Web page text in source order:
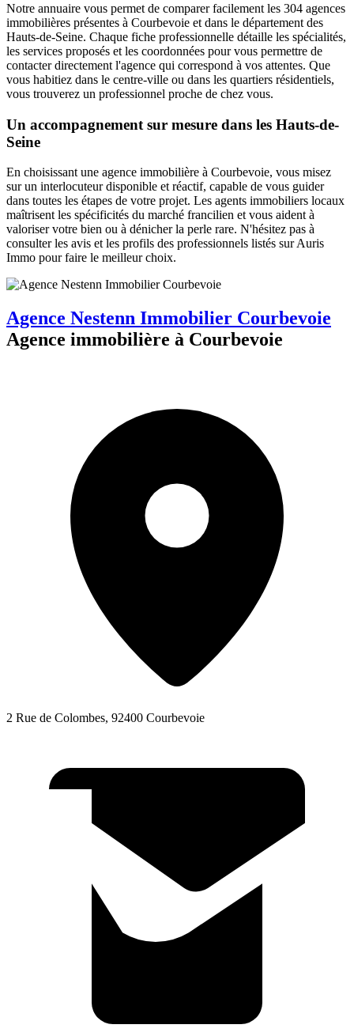
Notre annuaire vous permet de comparer facilement les 304 agences
immobilières présentes à Courbevoie et dans le département des
Hauts-de-Seine. Chaque fiche professionnelle détaille les spécialités,
les services proposés et les coordonnées pour vous permettre de
contacter directement l'agence qui correspond à vos attentes. Que
vous habitiez dans le centre-ville ou dans les quartiers résidentiels,
vous trouverez un professionnel proche de chez vous.
Un accompagnement sur mesure dans les Hauts-de-
Seine
En choisissant une agence immobilière à Courbevoie, vous misez
sur un interlocuteur disponible et réactif, capable de vous guider
dans toutes les étapes de votre projet. Les agents immobiliers locaux
maîtrisent les spécificités du marché francilien et vous aident à
valoriser votre bien ou à dénicher la perle rare. N'hésitez pas à
consulter les avis et les profils des professionnels listés sur Auris
Immo pour faire le meilleur choix.
Agence Nestenn Immobilier Courbevoie
Agence immobilière à Courbevoie
2 Rue de Colombes, 92400 Courbevoie